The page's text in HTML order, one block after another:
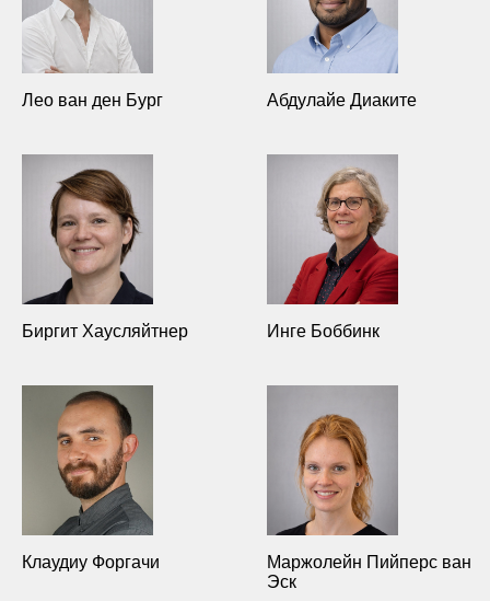
Лео ван ден Бург Абдулайе Диаките
Биргит Хаусляйтнер Инге Боббинк
Клаудиу Форгачи
Маржолейн Пийперс ван
Эск